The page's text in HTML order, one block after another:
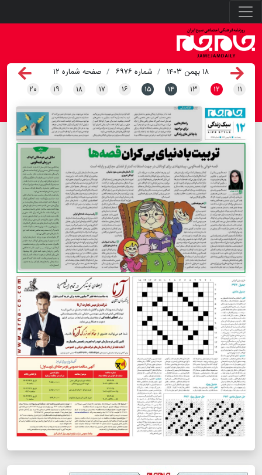
۱۸ بهمن ۱۴۰۳ شماره ۶۹۷۶
صفحه شماره ۱۲
۱۱ ۱۲ ۱۳ ۱۴ ۱۵ ۱۶ ۱۷ ۱۸ ۱۹ ۲۰